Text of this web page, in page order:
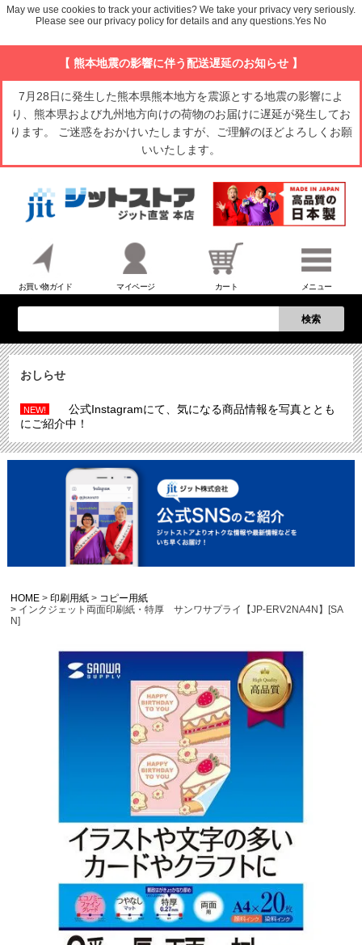
【 熊本地震の影響に伴う配送遅延のお知らせ 】
7月28日に発生した熊本県熊本地方を震源とする地震の影響によ
り、熊本県および九州地方向けの荷物のお届けに遅延が発生してお
ります。 ご迷惑をおかけいたしますが、ご理解のほどよろしくお願
いいたします。
お買い物ガイド マイページ カート メニュー
検索
おしらせ
NEW!
公式Instagramにて、気になる商品情報を写真ととも
にご紹介中！
HOME 印刷用紙
コピー用紙
インクジェット両面印刷紙・特厚 サンワサプライ【JP-ERV2NA4N】[SA
N]
May we use cookies to track your activities? We take your privacy very seriously.
Please see our privacy policy for details and any questions.Yes No